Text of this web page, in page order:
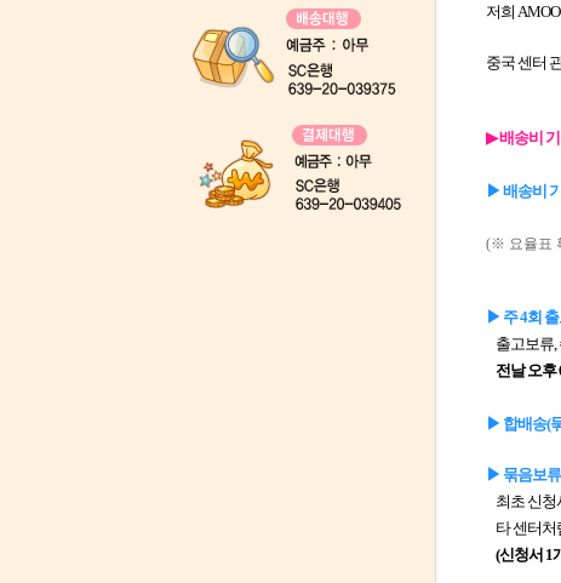
저희
중국 센터
▶배송비
▶ 배송비
(※ 요율표
▶ 주 4회
출고보류,
전날 오후
▶ 합배송(
▶ 묶음보
최초 신청
타 센터처
(신청서 1